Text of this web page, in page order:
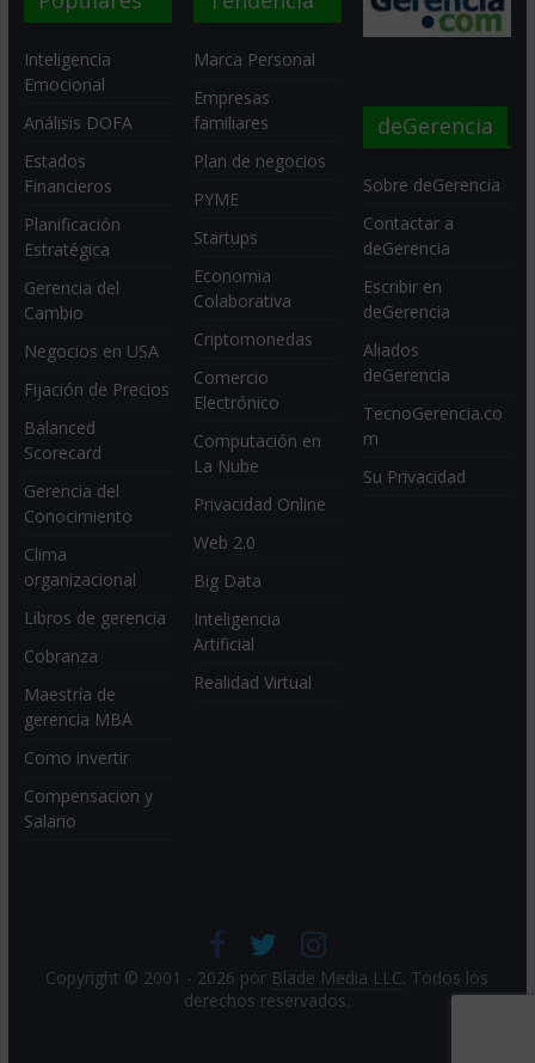
Inteligencia
Emocional
Análisis DOFA
Estados
Financieros
Planificación
Estratégica
Gerencia del
Cambio
Negocios en USA
Fijación de Precios
Balanced
Scorecard
Gerencia del
Conocimiento
Clima
organizacional
Libros de gerencia
Cobranza
Maestría de
gerencia MBA
Como invertir
Compensacion y
Salario
Marca Personal
Empresas
familiares
Plan de negocios
PYME
Startups
Economia
Colaborativa
Criptomonedas
Comercio
Electrónico
Computación en
La Nube
Privacidad Online
Web 2.0
Big Data
Inteligencia
Artificial
Realidad Virtual
deGerencia
Sobre deGerencia
Contactar a
deGerencia
Escribir en
deGerencia
Aliados
deGerencia
TecnoGerencia.co
m
Su Privacidad
Copyright © 2001 - 2026 por Blade Media LLC. Todos los
derechos reservados.